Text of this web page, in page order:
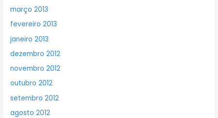
março 2013
fevereiro 2013
janeiro 2013
dezembro 2012
novembro 2012
outubro 2012
setembro 2012
agosto 2012